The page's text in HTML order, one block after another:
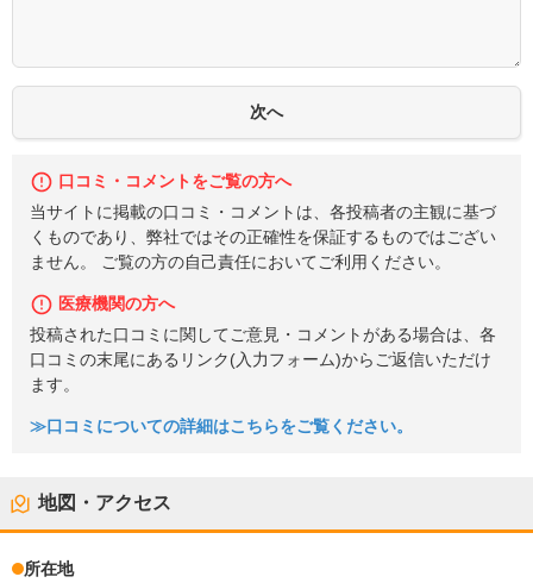
口コミ・コメントをご覧の方へ
当サイトに掲載の口コミ・コメントは、各投稿者の主観に基づ
くものであり、弊社ではその正確性を保証するものではござい
ません。 ご覧の方の自己責任においてご利用ください。
医療機関の方へ
投稿された口コミに関してご意見・コメントがある場合は、各
口コミの末尾にあるリンク(入力フォーム)からご返信いただけ
ます。
≫口コミについての詳細はこちらをご覧ください。
地図・アクセス
所在地